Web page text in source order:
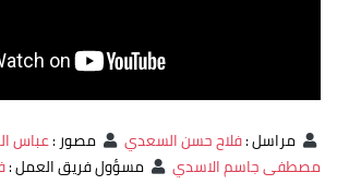
مراسل:فلاح حسن السعدي مصور:عباس
مصطفى جاسم الاسدي
مسؤول فريق العمل: